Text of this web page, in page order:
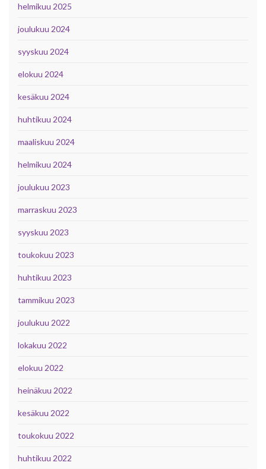
helmikuu 2025
joulukuu 2024
syyskuu 2024
elokuu 2024
kesäkuu 2024
huhtikuu 2024
maaliskuu 2024
helmikuu 2024
joulukuu 2023
marraskuu 2023
syyskuu 2023
toukokuu 2023
huhtikuu 2023
tammikuu 2023
joulukuu 2022
lokakuu 2022
elokuu 2022
heinäkuu 2022
kesäkuu 2022
toukokuu 2022
huhtikuu 2022